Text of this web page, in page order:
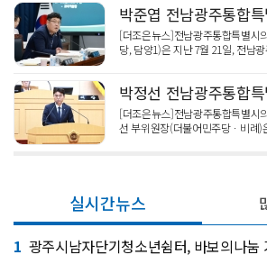
[더조은뉴스]전남광주통합특별시
당, 담양1)은 지난 7월 21일, 전남
[더조은뉴스]전남광주통합특별시
선 부위원장(더불어민주당ㆍ비례
실시간뉴스
1 광주시남자단기청소년쉼터, 바보의나눔 가정